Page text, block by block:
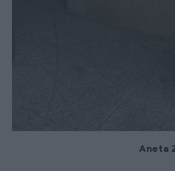
Aneta